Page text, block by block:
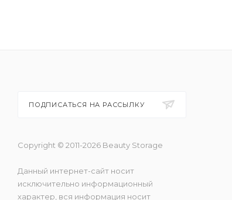
ПОДПИСАТЬСЯ НА РАССЫЛКУ
Copyright © 2011-2026 Beauty Storage
Данный интернет-сайт носит
исключительно информационный
характер, вся информация носит